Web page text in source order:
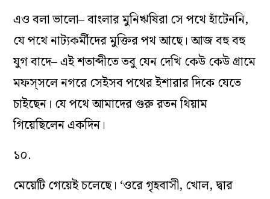
এও বলা ভালো– বাংলার মুনিঋষিরা সে পথে হাঁটেননি,
যে পথে নাট‌্যকর্মীদের মুক্তির পথ আছে। আজ বহু বহু
যুগ বাদে– এই শতাব্দীতে তবু যেন দেখি কেউ কেউ গ্রামে
মফস্সলে নগরে সেইসব পথের ইশারার দিকে যেতে
চাইছেন। যে পথে আমাদের গুরু রতন থিয়াম
গিয়েছিলেন একদিন।
১০.
মেয়েটি গেয়েই চলেছে। ‘ওরে গৃহবাসী, খোল, দ্বার